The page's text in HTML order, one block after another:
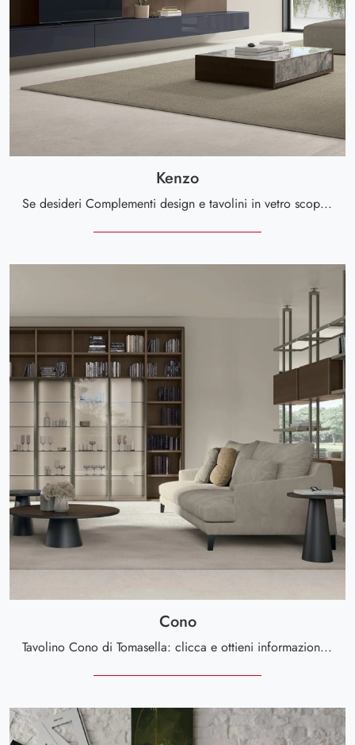
Kenzo
Se desideri Complementi design e tavolini in vetro scopri di più sul modello Kenzo del brand Tomasella.
Cono
Tavolino Cono di Tomasella: clicca e ottieni informazioni sui Complementi e tavolini moderni in melaminico del noto e conosciuto brand!